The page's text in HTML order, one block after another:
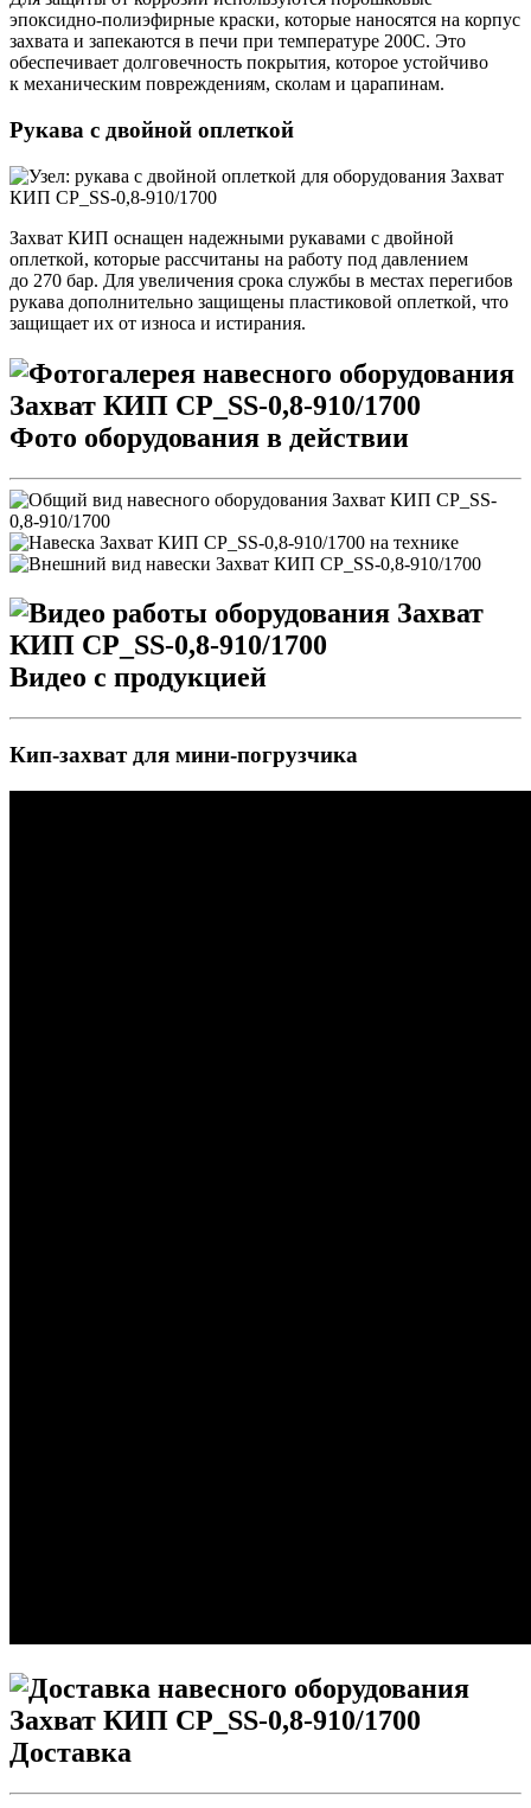
эпоксидно-полиэфирные краски, которые наносятся на корпус
захвата и запекаются в печи при температуре 200С. Это
обеспечивает долговечность покрытия, которое устойчиво
к механическим повреждениям, сколам и царапинам.
Рукава с двойной оплеткой
Захват КИП оснащен надежными рукавами с двойной
оплеткой, которые рассчитаны на работу под давлением
до 270 бар. Для увеличения срока службы в местах перегибов
рукава дополнительно защищены пластиковой оплеткой, что
защищает их от износа и истирания.
Фото оборудования в действии
Видео с продукцией
Кип-захват для мини-погрузчика
Доставка